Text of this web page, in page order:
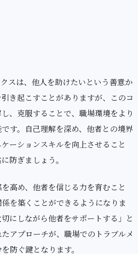
スは、他人を助けたいという善意か
き起こすことがありますが、このコ
、克服することで、職場環境をより
す。自己理解を深め、他者との境界
ーションスキルを向上させること
防ぎましょう。
高め、他者を信じる力を育むこと
を築くことができるようになりま
にしながら他者をサポートする」と
アプローチが、職場でのトラブルメ
防ぐ鍵となります。